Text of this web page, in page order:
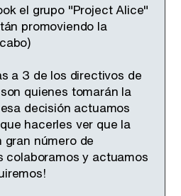
el grupo "Project Alice"
promoviendo la
a 3 de los directivos de
quienes tomarán la
decisión actuamos
hacerles ver que la
número de
colaboramos y actuamos